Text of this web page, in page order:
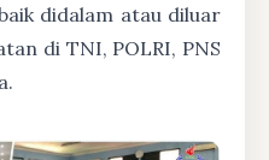
didalam atau diluar
di TNI, POLRI, PNS